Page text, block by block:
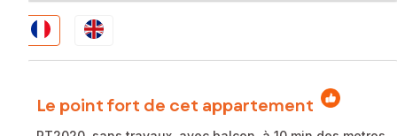
Le point fort de cet appartement